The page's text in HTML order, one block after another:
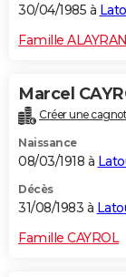
30/04/1985 à
Famille
Marcel
Créer une
Naissance
08/03/1918 à
Décès
31/08/1983 à
Famille CAYROL